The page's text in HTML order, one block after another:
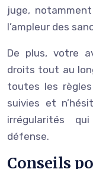
juge,
l’ampleur des
De plus, votre
droits tout au
toutes les
suivies et
irrégularités
défense.
Conseils